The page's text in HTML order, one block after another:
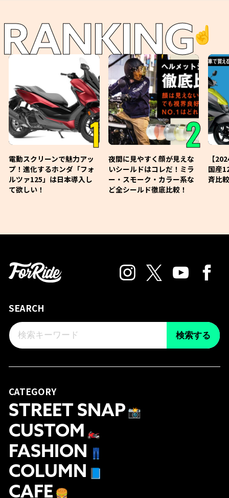
RANKING☝️
1
電動スクリーンで魅力アッ
プ！進化するホンダ「フォ
ルツァ125」は日本導入し
て欲しい！
2
夜間に見やすく顔が見えな
いシールドはコレだ！ミラ
ー・スモーク・カラー系な
ど全シールド徹底比較！
【
国産
斉比
SEARCH
検索する
CATEGORY
STREET SNAP 📸
CUSTOM 🏍
FASHION 👖
COLUMN
CAFE 🍔